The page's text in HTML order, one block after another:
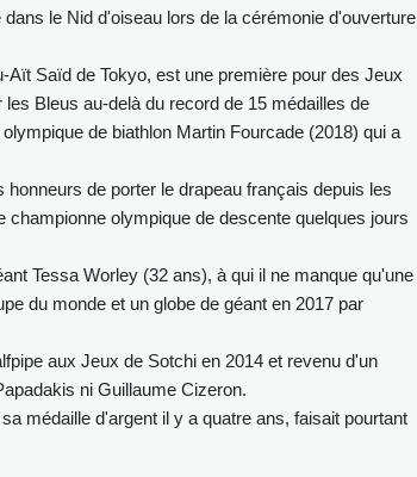
le Nid d'oiseau lors de la cérémonie d'ouverture
Saïd de Tokyo, est une première pour des Jeux
Bleus au-delà du record de 15 médailles de
de biathlon Martin Fourcade (2018) qui a
de porter le drapeau français depuis les
olympique de descente quelques jours
Tessa Worley (32 ans), à qui il ne manque qu'une
du monde et un globe de géant en 2017 par
aux Jeux de Sotchi en 2014 et revenu d'un
ni Guillaume Cizeron.
médaille d'argent il y a quatre ans, faisait pourtant